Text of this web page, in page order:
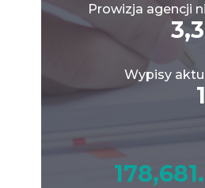
Prowizja agencji
Wypisy